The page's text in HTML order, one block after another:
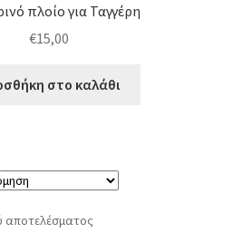
πλοίο για Ταγγέρη
€15,00
στο καλάθι
αποτελέσματος